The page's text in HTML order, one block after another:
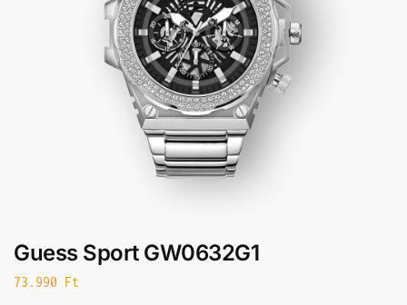
Guess Sport GW0632G1
73.990 Ft